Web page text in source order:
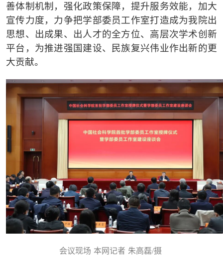
善体制机制，强化政策保障，提升服务效能，加大
宣传力度，力争把学部委员工作室打造成为我院出
思想、出成果、出人才的全方位、高层次学术创新
平台，为推进强国建设、民族复兴伟业作出新的更
大贡献。
会议现场 本网记者 朱高磊/摄